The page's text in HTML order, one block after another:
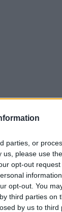
parties, or
please use
opt-out
opt-out. You
third parties on
by us to third